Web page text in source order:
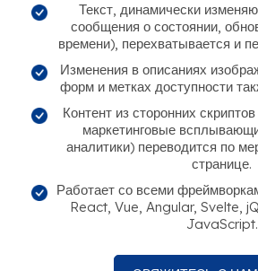
Текст, динамически
сообщения о состоянии,
времени), перехватывается и
Изменения в описаниях
форм и метках доступности
Контент из сторонних
маркетинговые
аналитики) переводится по
странице.
Работает со всеми
React, Vue, Angular, Svelte,
JavaScript.